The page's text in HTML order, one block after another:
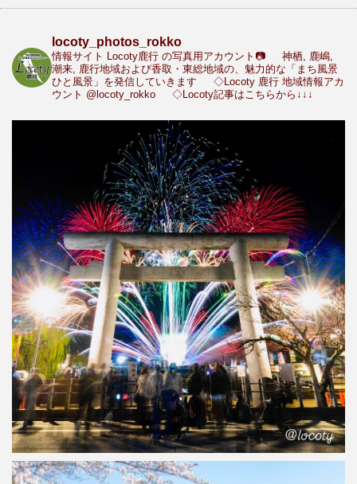
locoty_photos_rokko
情報サイト Locoty鹿行 の写真用アカウント📷
神栖, 鹿嶋,
潮来, 鹿行地域および香取・東総地域の、魅力的な「まち風景
ひと風景」を発信していきます
◇Locoty 鹿行 地域情報アカ
ウント @locoty_rokko ◇Locoty記事はこちらから↓↓↓